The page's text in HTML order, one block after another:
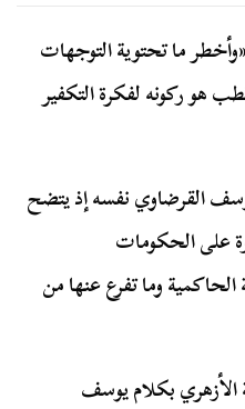
ما تحتوية التوجهات
هو ركونه لفكرة التكفير
القرضاوي نفسه إذ يتضح
على الحكومات
وما تفرع عنها من
الأزهري بكلام يوسف